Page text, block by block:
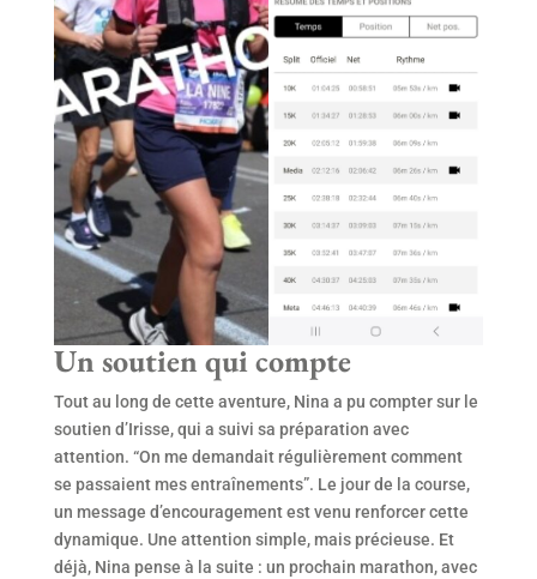
Un soutien qui compte
Tout au long de cette aventure, Nina a pu compter sur le
soutien d’Irisse, qui a suivi sa préparation avec
attention. “On me demandait régulièrement comment
se passaient mes entraînements”. Le jour de la course,
un message d’encouragement est venu renforcer cette
dynamique. Une attention simple, mais précieuse. Et
déjà, Nina pense à la suite : un prochain marathon, avec